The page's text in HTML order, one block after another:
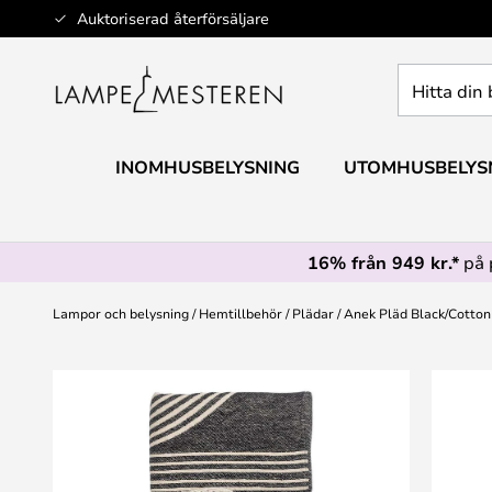
Auktoriserad återförsäljare
Hoppa
till
din
INOMHUSBELYSNING
16% från 949 kr.* på
Lampor och belysning Hemtillbehör Plädar Anek Pläd Black/